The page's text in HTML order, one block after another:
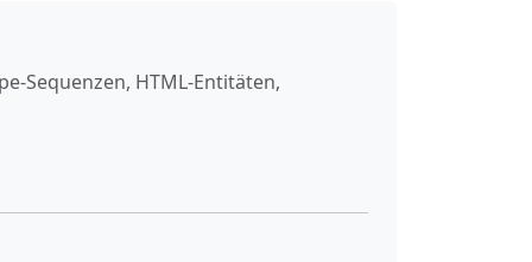
Sequenzen, HTML-Entitäten,